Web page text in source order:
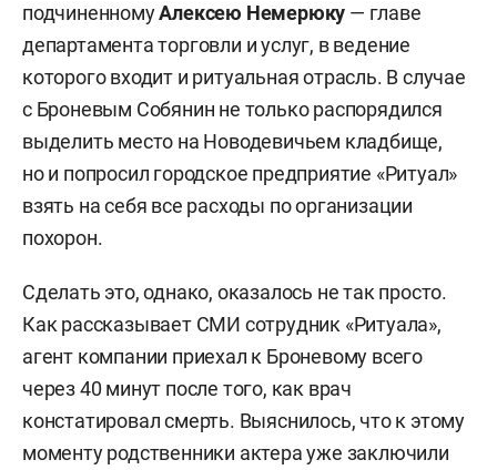
подчиненномуАлексею Немерюку — главе
департамента торговли и услуг, в ведение
которого входит и ритуальная отрасль. В случае
с Броневым Собянин не только распорядился
выделить место на Новодевичьем кладбище,
но и попросил городское предприятие «Ритуал»
взять на себя все расходы по организации
похорон.
Сделать это, однако, оказалось не так просто.
Как рассказывает СМИ сотрудник «Ритуала»,
агент компании приехал к Броневому всего
через 40 минут после того, как врач
констатировал смерть. Выяснилось, что к этому
моменту родственники актера уже заключили